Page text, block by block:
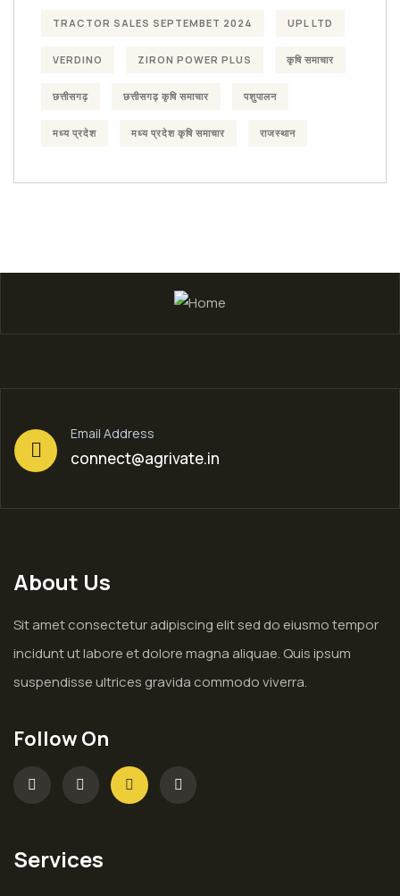
TRACTOR SALES SEPTEMBET 2024 UPL LTD
VERDINO ZIRON POWER PLUS कृषि समाचार
छत्तीसगढ़ छत्तीसगढ़ कृषि समाचार पशुपालन
मध्य प्रदेश मध्य प्रदेश कृषि समाचार राजस्थान
Email Address
connect@agrivate.in
About Us
Sit amet consectetur adipiscing elit sed do eiusmo tempor
incidunt ut labore et dolore magna aliquae. Quis ipsum
suspendisse ultrices gravida commodo viverra.
Follow On
Services